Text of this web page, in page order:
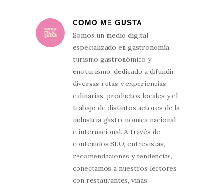
COMO ME GUSTA
Somos un medio digital
especializado en gastronomía,
turismo gastronómico y
enoturismo, dedicado a difundir
diversas rutas y experiencias
culinarias, productos locales y el
trabajo de distintos actores de la
industria gastronómica nacional
e internacional. A través de
contenidos SEO, entrevistas,
recomendaciones y tendencias,
conectamos a nuestros lectores
con restaurantes, viñas,